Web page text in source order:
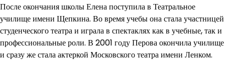
После окончания школы Елена поступила в Театральное
училище имени Щепкина. Во время учебы она стала участницей
студенческого театра и играла в спектаклях как в учебные, так и
профессиональные роли. В 2001 году Перова окончила училище
и сразу же стала актеркой Московского театра имени Ленком.